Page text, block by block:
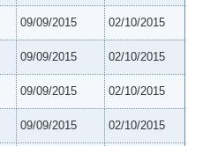
09/09/2015 02/10/2015
09/09/2015 02/10/2015
09/09/2015 02/10/2015
09/09/2015 02/10/2015